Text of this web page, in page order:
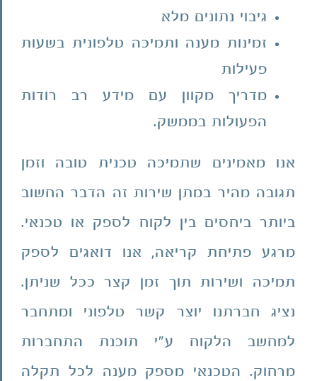
גיבוי נתונים מלא
זמינות מענה ותמיכה טלפונית בשעות
פעילות
מדריך מקוון עם מידע רב רודות
הפעולות בממשק.
אנו מאמינים שתמיכה טכנית טובה וזמן
תגובה מהיר במתן שירות זה הדבר החשוב
ביותר ביחסים בין לקוח לספק או טכנאי.
מרגע פתיחת קריאה, אנו דואגים לספק
תמיכה ושירות תוך זמן קצר ככל שניתן.
נציג חברתנו יוצר קשר טלפוני ומתחבר
למחשב הלקוח ע"י תוכנת התחברות
מרחוק. הטכנאי מספק מענה לכל תקלה